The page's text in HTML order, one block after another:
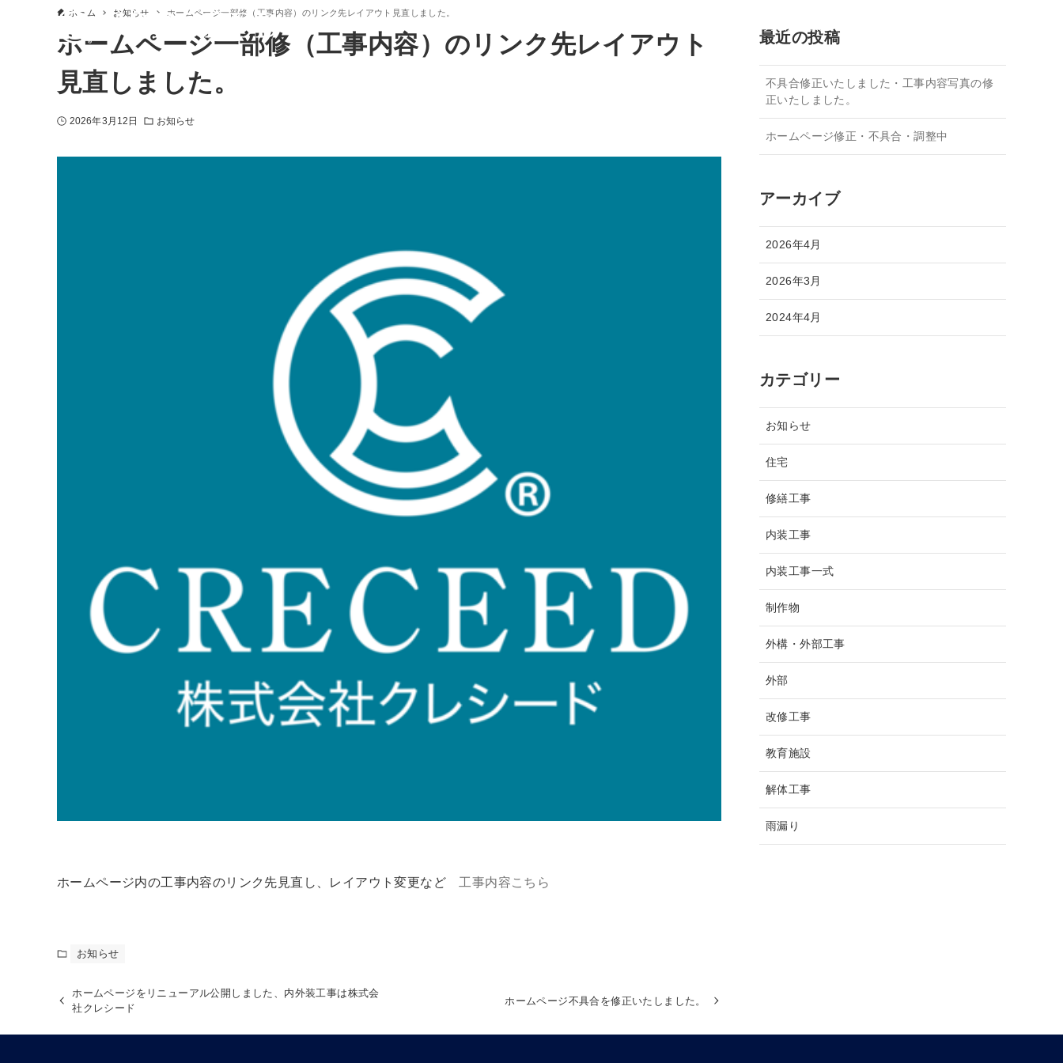
ホーム お知らせ ホームページ一部修（工事内容）のリンク先レイアウト見直しました。
ホームページ一部修（工事内容）のリンク先レイアウト
見直しました。
2026年3月12日 お知らせ
ホームページ内の工事内容のリンク先見直し、レイアウト変更など 工事内容こちら
お知らせ
ホームページをリニューアル公開しました、内外装工事は株式会
社クレシード
ホームページ不具合を修正いたしました。
最近の投稿
不具合修正いたしました・工事内容写真の修
正いたしました。
ホームページ修正・不具合・調整中
アーカイブ
2026年4月
2026年3月
2024年4月
カテゴリー
お知らせ
住宅
修繕工事
内装工事
内装工事一式
制作物
外構・外部工事
外部
改修工事
教育施設
解体工事
雨漏り